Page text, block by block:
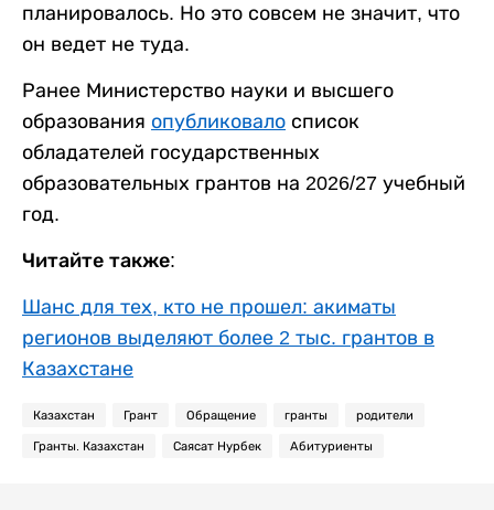
планировалось. Но это совсем не значит, что
он ведет не туда.
Ранее Министерство науки и высшего
образования опубликовало список
обладателей государственных
образовательных грантов на 2026/27 учебный
год.
Читайте также:
Шанс для тех, кто не прошел: акиматы
регионов выделяют более 2 тыс. грантов в
Казахстане
Казахстан Грант Обращение гранты родители
Гранты. Казахстан Саясат Нурбек Абитуриенты